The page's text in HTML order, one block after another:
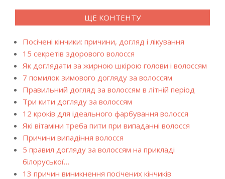
ЩЕ КОНТЕНТУ
Посічені кінчики: причини, догляд і лікування
15 секретів здорового волосся
Як доглядати за жирною шкірою голови і волоссям
7 помилок зимового догляду за волоссям
Правильний догляд за волоссям в літній період
Три кити догляду за волоссям
12 кроків для ідеального фарбування волосся
Які вітаміни треба пити при випаданні волосся
Причини випадіння волосся
5 правил догляду за волоссям на прикладі
білоруської…
13 причин виникнення посічених кінчиків